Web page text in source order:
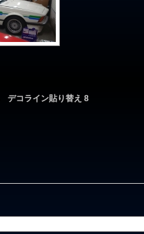
デコライン貼り替え 8